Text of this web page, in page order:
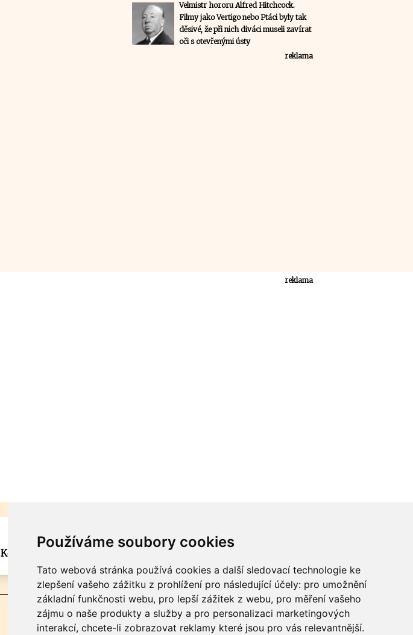
Používáme soubory cookies
Tato webová stránka používá cookies a další sledovací technologie ke
zlepšení vašeho zážitku z prohlížení pro následující účely: pro umožnění
základní funkčnosti webu, pro lepší zážitek z webu, pro měření vašeho
zájmu o naše produkty a služby a pro personalizaci marketingových
interakcí, chcete-li zobrazovat reklamy které jsou pro vás relevantnější.
Velmistr hororu Alfred Hitchcock.
Filmy jako Vertigo nebo Ptáci byly tak
děsivé, že při nich diváci museli zavírat
oči s otevřenými ústy
reklama
reklama
Máte zajímavou informaci? Chcete spolupracovat?
Kontaktujte šéfredaktora Martina Chalupu: